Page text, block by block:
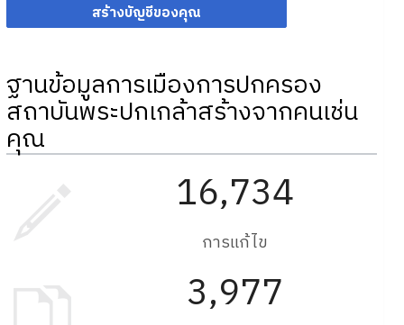
สร้างบัญชีของคุณ
ฐานข้อมูลการเมืองการปกครอง
สถาบันพระปกเกล้าสร้างจากคนเช่น
คุณ
16,734
การแก้ไข
3,977